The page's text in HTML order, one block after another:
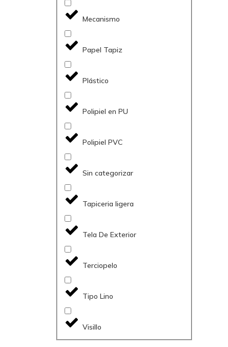
Mecanismo
Papel Tapiz
Plástico
Polipiel en PU
Polipiel PVC
Sin categorizar
Tapiceria ligera
Tela De Exterior
Terciopelo
Tipo Lino
Visillo